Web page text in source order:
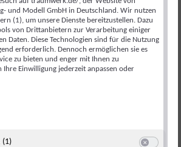
zwei Welten, ein gemeinsames
und Modell GmbH in Deutschland. Wir nutzen
(1), um unsere Dienste bereitzustellen. Dazu
von Drittanbietern zur Verarbeitung einiger
Daten. Diese Technologien sind für die Nutzung
erforderlich. Dennoch ermöglichen sie es
zu bieten und enger mit Ihnen zu
Ihre Einwilligung jederzeit anpassen oder
(1)